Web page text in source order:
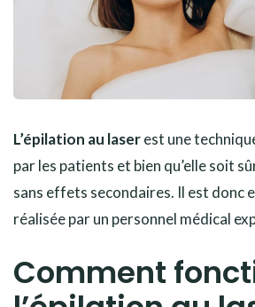
L’épilation au laserest une
par les patients et bien qu’elle soit
sans effets secondaires. Il est donc
réalisée par un personnel médical
Comment